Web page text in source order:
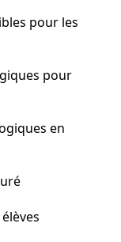
pour les
pour
en